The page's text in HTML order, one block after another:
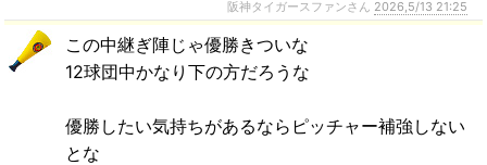
阪神タイガースファンさん 2026,5/13 21:25
この中継ぎ陣じゃ優勝きついな
12球団中かなり下の方だろうな
優勝したい気持ちがあるならピッチャー補強しない
とな